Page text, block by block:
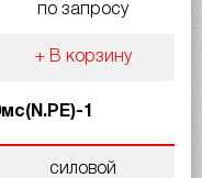
по запросу
+ В корзину
1
силовой